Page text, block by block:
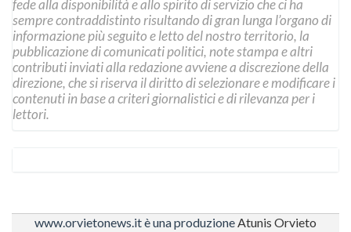
fede alla disponibilità e allo spirito di servizio che ci ha
sempre contraddistinto risultando di gran lunga l’organo di
informazione più seguito e letto del nostro territorio, la
pubblicazione di comunicati politici, note stampa e altri
contributi inviati alla redazione avviene a discrezione della
direzione, che si riserva il diritto di selezionare e modificare i
contenuti in base a criteri giornalistici e di rilevanza per i
lettori.
www.orvietonews.it è una produzioneAtunis Orvieto